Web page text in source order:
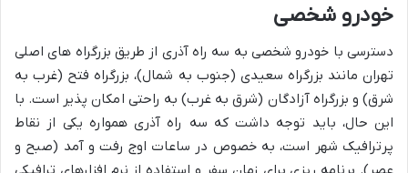
خودرو شخصی
دسترسی با خودرو شخصی به سه راه آذری از طریق بزرگراه های اصلی
تهران مانند بزرگراه سعیدی (جنوب به شمال)، بزرگراه فتح (غرب به
شرق) و بزرگراه آزادگان (شرق به غرب) به راحتی امکان پذیر است. با
این حال، باید توجه داشت که سه راه آذری همواره یکی از نقاط
پرترافیک شهر است، به خصوص در ساعات اوج رفت و آمد (صبح و